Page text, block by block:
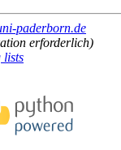
paderborn.de
erforderlich)
lists